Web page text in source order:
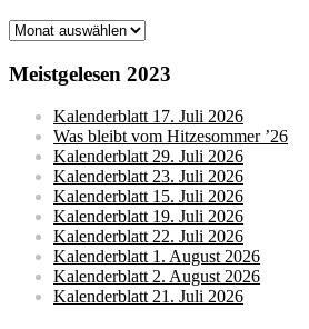
Monatsarchive
Meistgelesen 2023
Kalenderblatt 17. Juli 2026
Was bleibt vom Hitzesommer ’26
Kalenderblatt 29. Juli 2026
Kalenderblatt 23. Juli 2026
Kalenderblatt 15. Juli 2026
Kalenderblatt 19. Juli 2026
Kalenderblatt 22. Juli 2026
Kalenderblatt 1. August 2026
Kalenderblatt 2. August 2026
Kalenderblatt 21. Juli 2026